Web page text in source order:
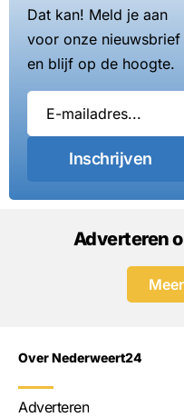
Dat kan! Meld je aan
voor onze nieuwsbrief
en blijf op de hoogte.
Inschrijven
Adverteren
Over Nederweert24
Adverteren